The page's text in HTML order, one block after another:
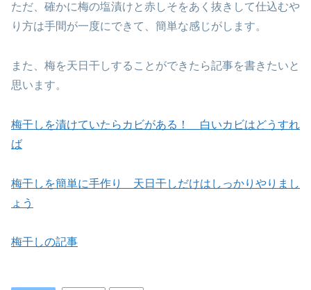
ただ、確かに梅の塩漬けと赤しそをあく抜きして仕込むや
り方は手間が一度にできて、簡単な感じがします。
また、梅を天日干しすることができたら記事を書きたいと
思います。
梅干しを漬けていたらカビがある！ 白いカビはどうすれ
ば
梅干しを簡単に手作り 天日干しだけはしっかりやりまし
ょう
梅干しの記事